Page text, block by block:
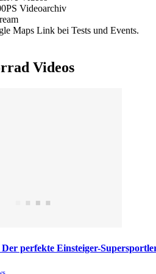
Videoarchiv
Maps Link bei Tests und Events.
Videos
perfekte Einsteiger-